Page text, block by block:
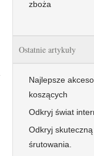
zboża
Ostatnie artykuły
Najlepsze
koszących
Odkryj świat
Odkryj
śrutowania.